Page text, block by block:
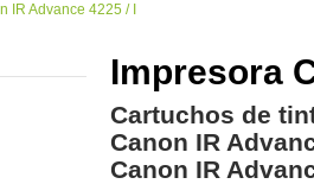
IR Advance 4225 / I
Impresora
Cartuchos de
Canon IR
Canon IR